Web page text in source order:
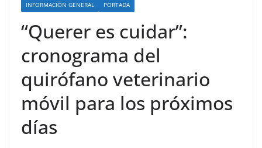
INFORMACIÓN GENERAL PORTADA
“Querer es cuidar”:
cronograma del
quirófano veterinario
móvil para los próximos
días